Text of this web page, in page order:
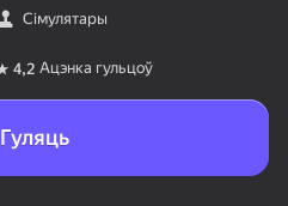
Сімулятары
4,2 Ацэнка гульцоў
Гуляць